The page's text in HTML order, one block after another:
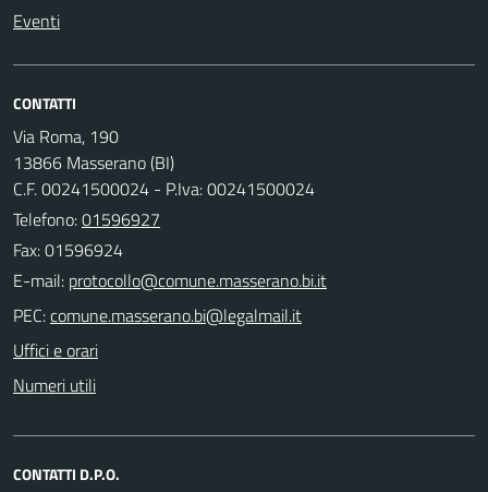
Eventi
CONTATTI
Via Roma, 190
13866 Masserano (BI)
C.F. 00241500024 - P.Iva: 00241500024
Telefono:01596927
Fax: 01596924
E-mail:
PEC:
Uffici e orari
Numeri utili
CONTATTI D.P.O.